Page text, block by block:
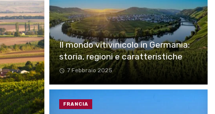
Il mondo vitivinicolo in Germania:
storia, regioni e caratteristiche
7 Febbraio 2025
FRANCIA